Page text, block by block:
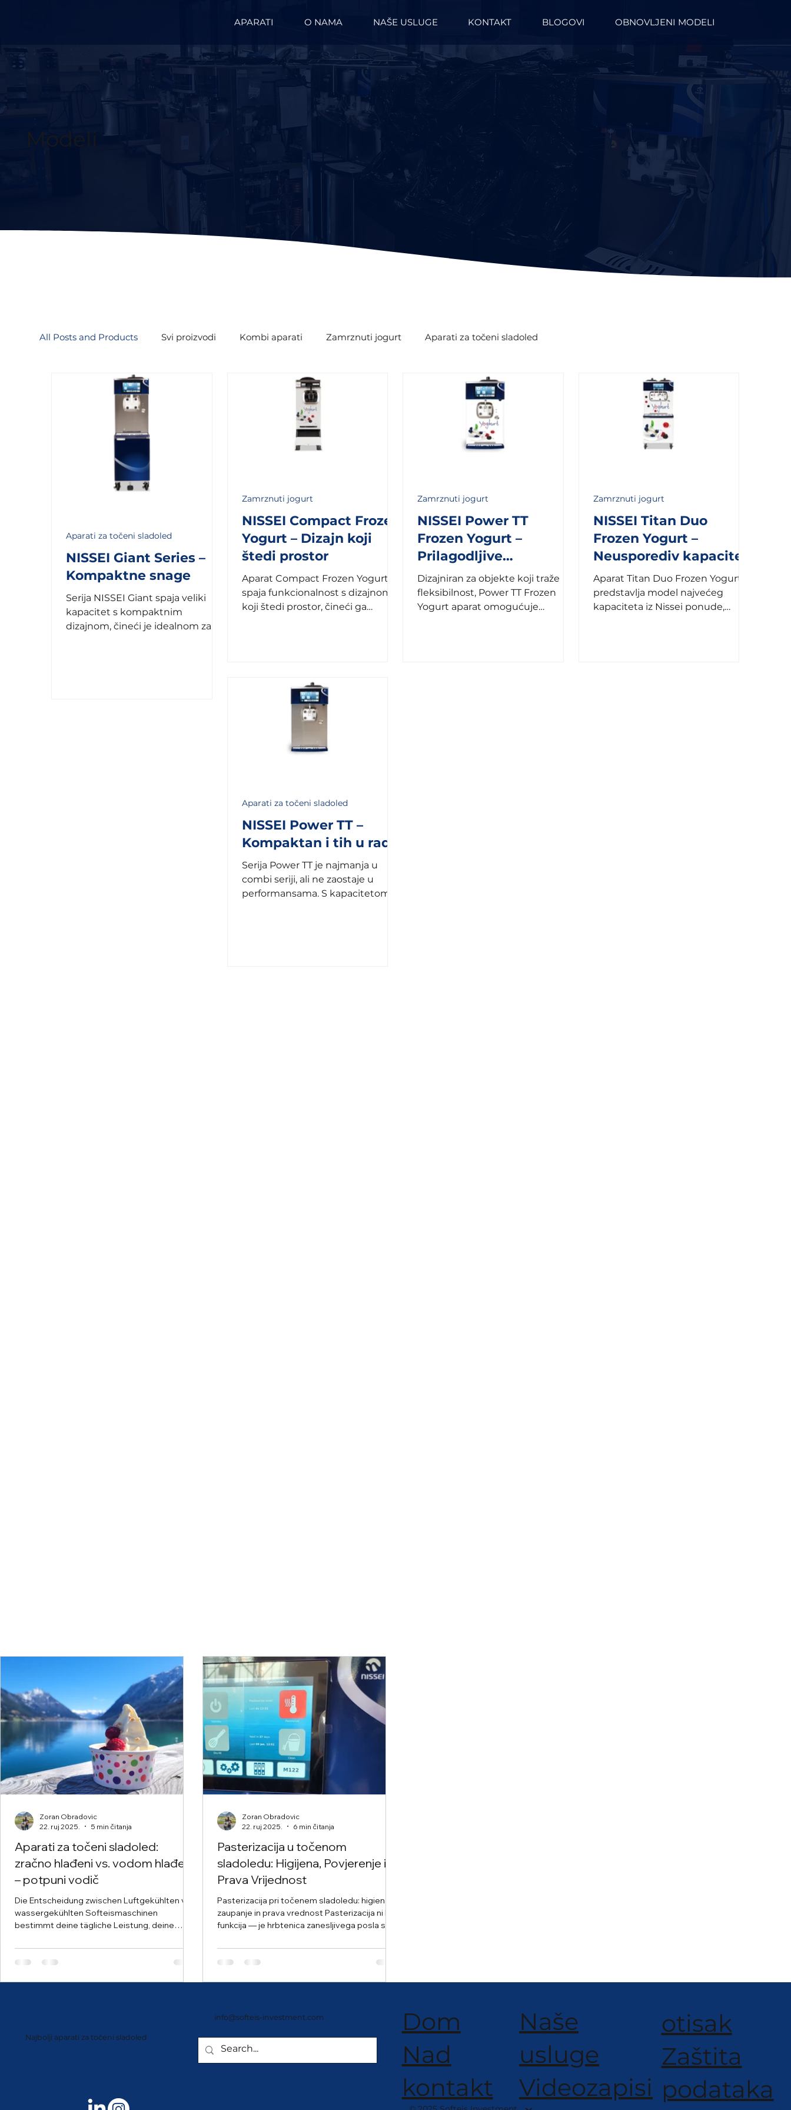
APARATI O NAMA NAŠE USLUGE KONTAKT BLOGOVI OBNOVLJENI MODELI
Modeli
All Posts and Products Svi proizvodi Kombi aparati Zamrznuti jogurt Aparati za točeni sladoled
NISSEI Giant Series –
Kompaktne snage
Serija NISSEI Giant spaja veliki
kapacitet s kompaktnim
dizajnom, čineći je idealnom za
Aparati za točeni sladoled
NISSEI Compact Frozen
Yogurt – Dizajn koji
štedi prostor
Aparat Compact Frozen Yogurt
spaja funkcionalnost s dizajnom
koji štedi prostor, čineći ga
Zamrznuti jogurt
NISSEI Power TT
Frozen Yogurt –
Prilagodljive
performanse
Dizajniran za objekte koji traže
fleksibilnost, Power TT Frozen
Yogurt aparat omogućuje
Zamrznuti jogurt
NISSEI Titan Duo
Frozen Yogurt –
Neusporediv kapacitet
Aparat Titan Duo Frozen Yogurt
predstavlja model najvećeg
kapaciteta iz Nissei ponude,
Zamrznuti jogurt
NISSEI Power TT –
Kompaktan i tih u radu
Serija Power TT je najmanja u
combi seriji, ali ne zaostaje u
performansama. S kapacitetom
Aparati za točeni sladoled
Aparati za točeni sladoled:
zračno hlađeni vs. vodom hlađeni
– potpuni vodič
Die Entscheidung zwischen Luftgekühlten vs.
wassergekühlten Softeismaschinen
bestimmt deine tägliche Leistung, deine
nicht dem Zufall – lass dich von bewährter
Erfahrung leiten.
Zoran Obradovic
22. ruj 2025.
5 min čitanja
Pasterizacija u točenom
sladoledu: Higijena, Povjerenje i
Prava Vrijednost
Pasterizacija pri točenem sladoledu: higiena,
zaupanje in prava vrednost Pasterizacija ni le
funkcija — je hrbtenica zanesljivega posla s
standardih HACCP, podaljšuje intervale
čiščenja z dni na tedne ter prihrani tako izdelek
družine kot za inšpektorje.
Zoran Obradovic
22. ruj 2025.
6 min čitanja
Najbolji aparati za točeni sladoled
info@softeis-investment.com
Dom
Nad
kontakt
Naše
usluge
Videozapisi
otisak
Zaštita
podataka